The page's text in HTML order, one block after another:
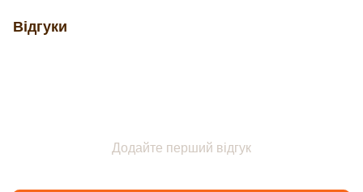
Відгуки
Додайте перший відгук